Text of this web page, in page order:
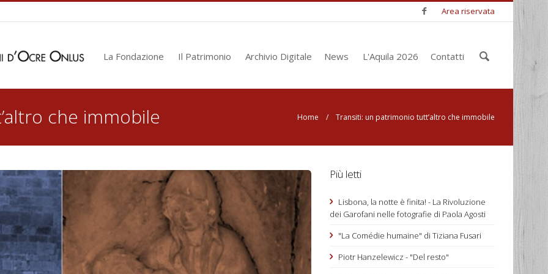
Area riservata
La Fondazione Il Patrimonio Archivio Digitale News L'Aquila 2026 Contatti
Inserisci
le chiavi
ricerca
che immobile Home / Transiti: un patrimonio tutt’altro che immobile
Più letti
Lisbona, la notte è finita! - La Rivoluzione
dei Garofani nelle fotografie di Paola Agosti
"La Comédie humaine" di Tiziana Fusari
Piotr Hanzelewicz - "Del resto"